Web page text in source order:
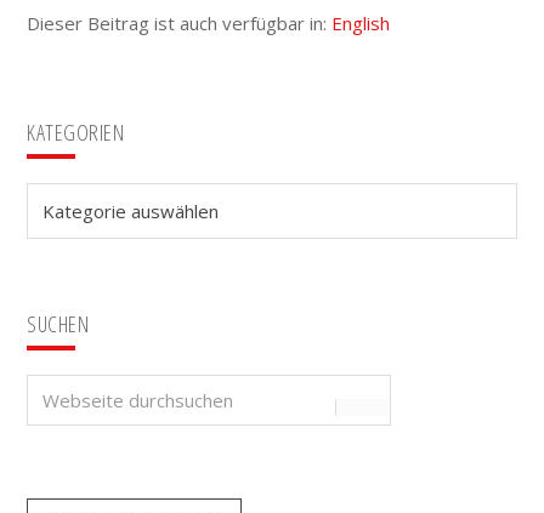
Dieser Beitrag ist auch verfügbar in: English
Seitenspalte
KATEGORIEN
SUCHEN
Webseite
durchsuchen